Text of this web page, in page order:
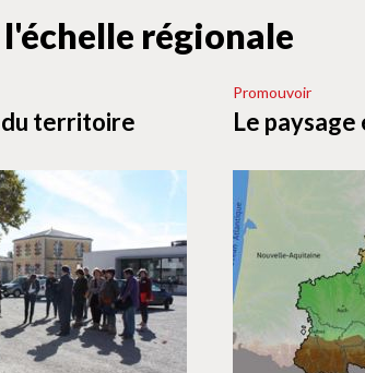
régionale
du territoire
Promouvoir
Le